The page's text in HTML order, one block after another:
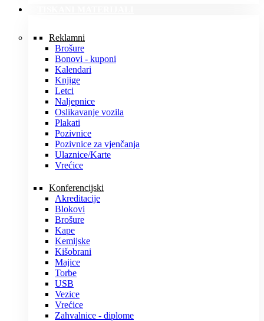
Reklamni
Brošure
Bonovi - kuponi
Kalendari
Knjige
Letci
Naljepnice
Oslikavanje vozila
Plakati
Pozivnice
Pozivnice za vjenčanja
Ulaznice/Karte
Vrećice
Konferencijski
Akreditacije
Blokovi
Brošure
Kape
Kemijske
Kišobrani
Majice
Torbe
USB
Vezice
Vrećice
Zahvalnice - diplome